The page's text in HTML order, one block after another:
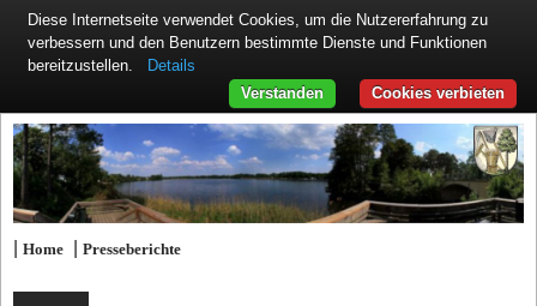
|Home |Presseberichte
Diese Internetseite verwendet Cookies, um die Nutzererfahrung zu
verbessern und den Benutzern bestimmte Dienste und Funktionen
bereitzustellen.
Details
Cookies verbieten
Verstanden